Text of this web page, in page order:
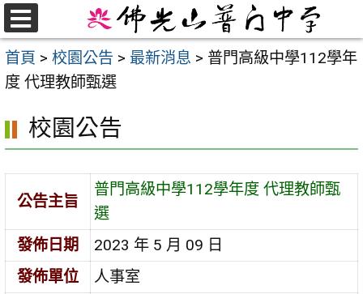
跳
至
主
要
首頁 > 校園公告 > 最新消息 > 普門高級中學112學年
度 代理教師甄選
校園公告
公告主旨
普門高級中學112學年度 代理教師甄
選
發佈日期
2023 年 5 月 09 日
發佈單位
人事室
選
單